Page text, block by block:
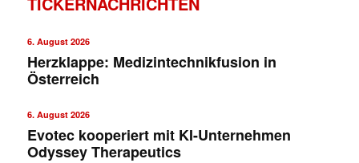
6. August 2026
Herzklappe: Medizintechnikfusion in
Österreich
6. August 2026
Evotec kooperiert mit KI-Unternehmen
Odyssey Therapeutics